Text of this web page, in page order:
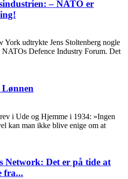
– NATO er
York udtrykte Jens Stoltenberg nogle
NATOs Defence Industry Forum. Det
i Ude og Hjemme i 1934: »Ingen
kan man ikke blive enige om at
Network: Det er på tide at
fra...